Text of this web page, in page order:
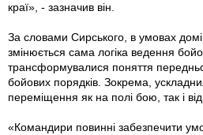
краї», - зазначив він.
За словами Сирського, в умовах
змінюється сама логіка ведення
трансформувалися поняття
бойових порядків. Зокрема,
переміщення як на полі бою, так і
«Командири повинні забезпечити